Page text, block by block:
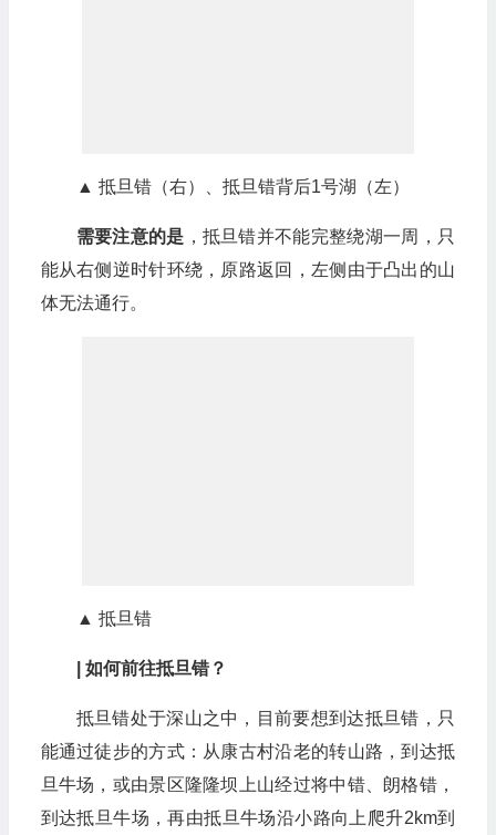
▲ 抵旦错（右）、抵旦错背后1号湖（左）
需要注意的是 ，抵旦错并不能完整绕湖一周，只
能从右侧逆时针环绕，原路返回，左侧由于凸出的山
体无法通行。
▲ 抵旦错
| 如何前往抵旦错？
抵旦错处于深山之中，目前要想到达抵旦错，只
能通过徒步的方式：从康古村沿老的转山路，到达抵
旦牛场，或由景区隆隆坝上山经过将中错、朗格错，
到达抵旦牛场，再由抵旦牛场沿小路向上爬升2km到